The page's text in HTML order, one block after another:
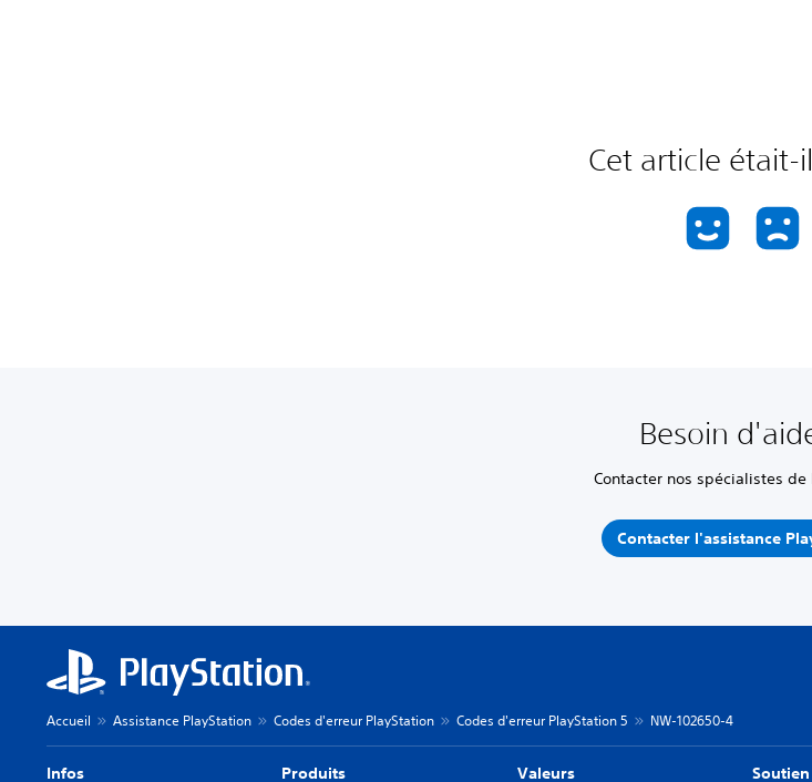
Cet article était-
Besoin
Contacter nos spécialistes de
Contacter l'assistance
Accueil Assistance PlayStation Codes d'erreur PlayStation Codes d'erreur PlayStation 5 NW-102650-4
Infos Produits Valeurs Soutien